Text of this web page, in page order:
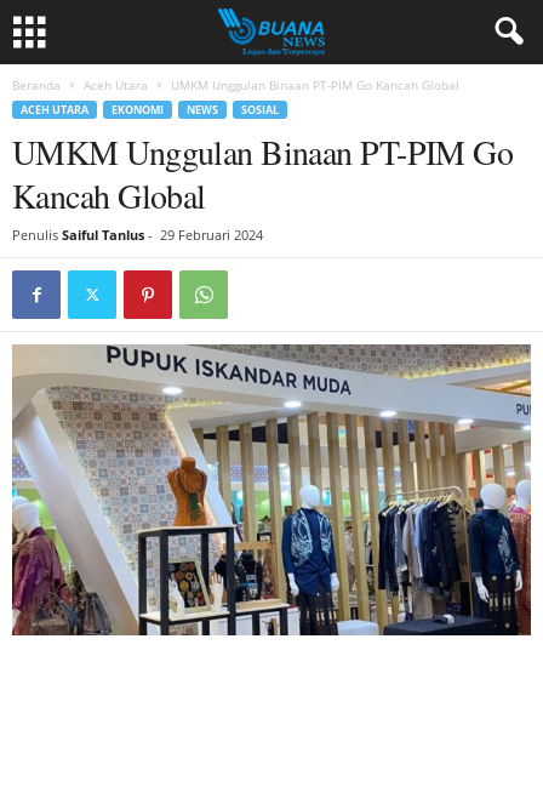
Beranda Aceh Utara UMKM Unggulan Binaan PT-PIM Go Kancah Global
ACEH UTARA EKONOMI NEWS SOSIAL
UMKM Unggulan Binaan PT-PIM Go
Kancah Global
Penulis Saiful Tanlus - 29 Februari 2024